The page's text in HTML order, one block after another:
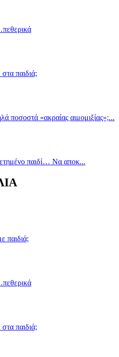
παιδιά;
ποσοστά «ακραίας αιμομιξίας»;...
παιδί… Να αποκ...
παιδιά;
παιδιά;